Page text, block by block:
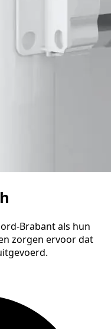
Brabant als hun
zorgen ervoor dat